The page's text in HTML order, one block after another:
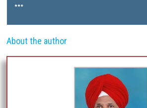
***
About the author